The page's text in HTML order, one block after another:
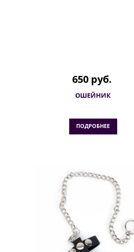
650 руб.
ОШЕЙНИК
ПОДРОБНЕЕ